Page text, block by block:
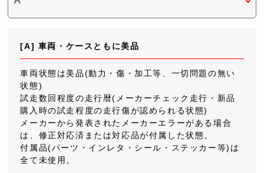
[A] 車両・ケースともに美品
車両状態は美品(動力・傷・加工等、一切問題の無い
状態)
試走数回程度の走行暦(メーカーチェック走行・新品
購入時の試走程度の走行傷が認められる状態)
メーカーから発表されたメーカーエラーがある場合
は、修正対応済または対応品が付属した状態。
付属品(パーツ・インレタ・シール・ステッカー等)は
全て未使用。